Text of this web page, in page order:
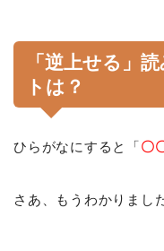
「逆上せる」
トは？
ひらがなにすると「〇
さあ、もうわかりまし